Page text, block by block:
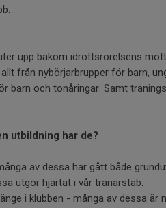
upp bakom idrottsrörelsens
från nybörjarbrupper för barn,
barn och tonåringar. Samt
utbildning har de?
av dessa har gått både
utgör hjärtat i vår tränarstab.
i klubben - många av dessa är